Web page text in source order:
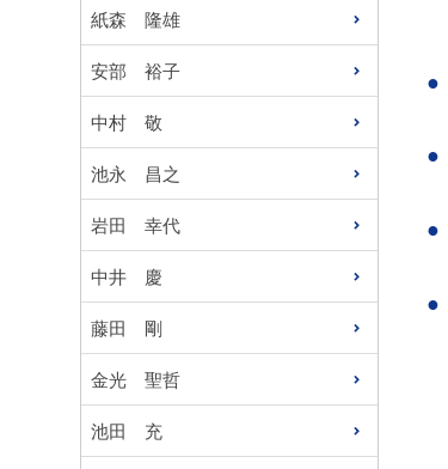
紙森 隆雄
安部 裕子
中村 敬
池永 昌之
岩田 幸代
中井 慶
藤田 剛
金光 聖哲
池田 充